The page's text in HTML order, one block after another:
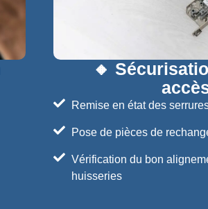
🔸
Remise en état des
Pose de pièces de
Vérification du bon
huisseries